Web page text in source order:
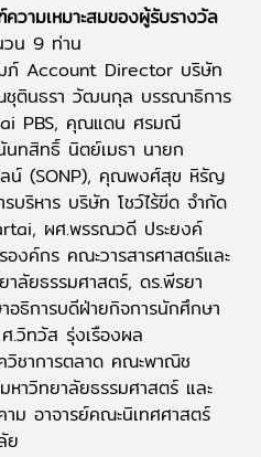
วามเหมาะสมของผู้รับรางวัล
วน 9 ท่าน
Director บริษัท
ตินธรา วัฒนกุล บรรณาธิการ
PBS, คุณแดน ศรมณี
สิทธิ์ นิตย์เมธา นายก
ลน์ (SONP), คุณพงศ์สุข หิรัญ
บริหาร บริษัท โชว์ไร้ขีด จำกัด
ผศ.พรรณวดี ประยงค์
องค์กร คณะวารสารศาสตร์และ
ลัยธรรมศาสตร์, ดร.พีรยา
ธิการบดีฝ่ายกิจการนักศึกษา
.วิทวัส รุ่งเรืองผล
วิชาการตลาด คณะพาณิช
าวิทยาลัยธรรมศาสตร์ และ
ม อาจารย์คณะนิเทศศาสตร์
ย